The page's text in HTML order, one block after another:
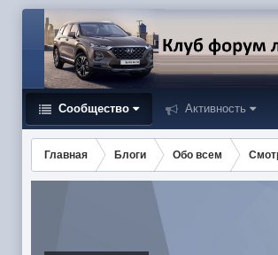
Сообщество Активность
Главная Блоги Обо всем